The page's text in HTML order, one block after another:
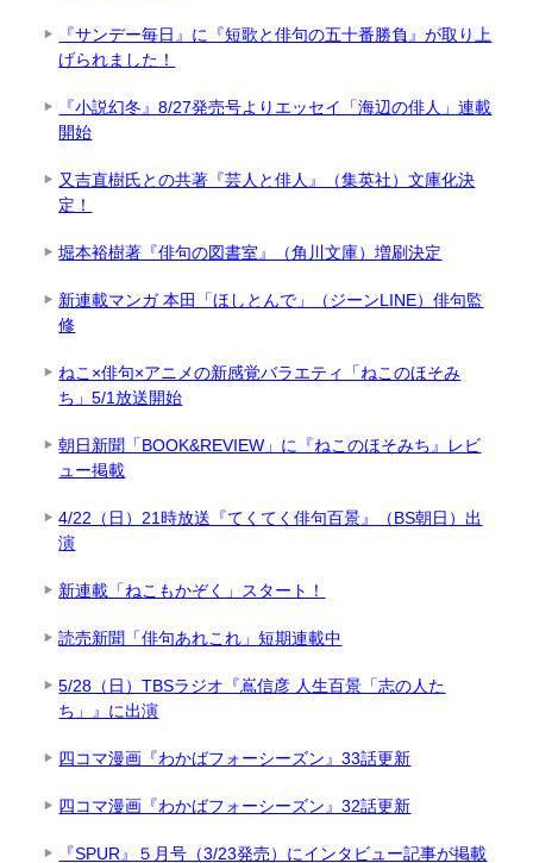
『サンデー毎日』に『短歌と俳句の五十番勝負』が取り上
げられました！
『小説幻冬』8/27発売号よりエッセイ「海辺の俳人」連載
開始
又吉直樹氏との共著『芸人と俳人』（集英社）文庫化決
定！
堀本裕樹著『俳句の図書室』（角川文庫）増刷決定
新連載マンガ 本田「ほしとんで」（ジーンLINE）俳句監
修
ねこ×俳句×アニメの新感覚バラエティ「ねこのほそみ
ち」5/1放送開始
朝日新聞「BOOK&REVIEW」に『ねこのほそみち』レビ
ュー掲載
4/22（日）21時放送『てくてく俳句百景』（BS朝日）出
演
新連載「ねこもかぞく」スタート！
読売新聞「俳句あれこれ」短期連載中
5/28（日）TBSラジオ『嶌信彦 人生百景「志の人た
ち」』に出演
四コマ漫画『わかばフォーシーズン』33話更新
四コマ漫画『わかばフォーシーズン』32話更新
『SPUR』５月号（3/23発売）にインタビュー記事が掲載